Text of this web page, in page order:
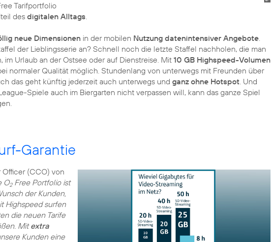
Tarifportfolio
des digitalen Alltags.
neue Dimensionen in der mobilen Nutzung datenintensiver Angebote.
der Lieblingsserie an? Schnell noch die letzte Staffel nachholen, die man
Urlaub an der Ostsee oder auf Dienstreise. Mit 10 GB Highspeed-Volumen
normaler Qualität möglich. Stundenlang von unterwegs mit Freunden über
das geht künftig jederzeit auch unterwegs und ganz ohne Hotspot. Und
Spiele auch im Biergarten nicht verpassen will, kann das ganze Spiel
Garantie
(CCO) von
O2Free Portfolio ist
der Kunden,
Highspeed surfen
die neuen Tarife
Mitextra
Kunden eine